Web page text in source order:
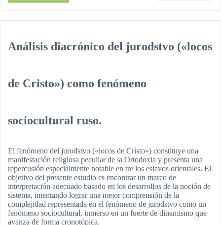
Análisis diacrónico del jurodstvo («locos
de Cristo») como fenómeno
sociocultural ruso.
El fenómeno del jurodstvo («locos de Cristo») constituye una
manifestación religiosa peculiar de la Ortodoxia y presenta una
repercusión especialmente notable en tre los eslavos orientales. El
objetivo del presente estudio es encontrar un marco de
interpretación adecuado basado en los desarrollos de la noción de
sistema, intentando lograr una mejor comprensión de la
complejidad representada en el fenómeno de jurodstvo como un
fenómeno sociocultural, inmerso en un fuerte de dinamismo que
avanza de forma cronotópica.